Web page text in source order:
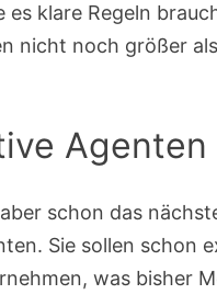
es klare Regeln
nicht noch größer
Agenten
schon das
Sie sollen schon
was bisher